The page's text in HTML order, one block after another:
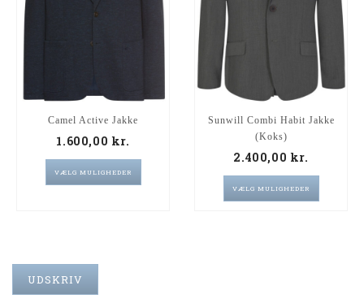
Camel Active Jakke
1.600,00 kr.
VÆLG MULIGHEDER
Sunwill Combi Habit Jakke
(Koks)
2.400,00 kr.
VÆLG MULIGHEDER
UDSKRIV